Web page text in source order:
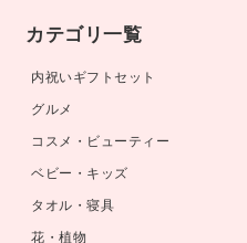
カテゴリ一覧
内祝いギフトセット
グルメ
コスメ・ビューティー
ベビー・キッズ
タオル・寝具
花・植物